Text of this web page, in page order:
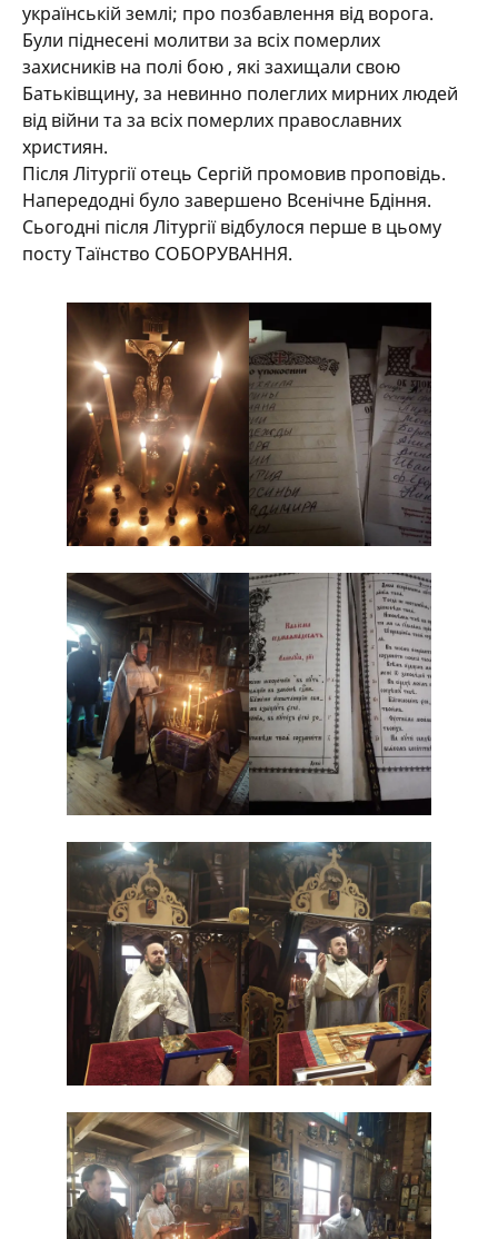
українській землі; про позбавлення від ворога.
Були піднесені молитви за всіх померлих
захисників на полі бою , які захищали свою
Батьківщину, за невинно полеглих мирних людей
від війни та за всіх померлих православних
християн.
Після Літургії отець Сергій промовив проповідь.
Напередодні було завершено Всенічне Бдіння.
Сьогодні після Літургії відбулося перше в цьому
посту Таїнство СОБОРУВАННЯ.